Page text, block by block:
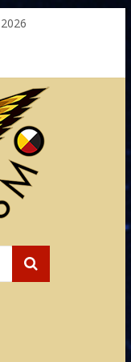
Espírito Ancestral
– Crescimento